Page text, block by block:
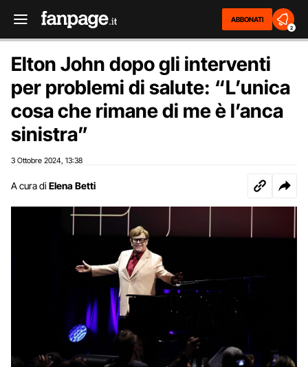
ABBONATI
2
Elton John dopo gli interventi
per problemi di salute: “L’unica
cosa che rimane di me è l’anca
sinistra”
3 Ottobre 2024 13:38
A cura di Elena Betti